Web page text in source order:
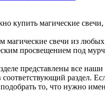
купить магические
магические свечи из любых
просвещением под
представлены все
соответствующий раздел.
то, что нужно